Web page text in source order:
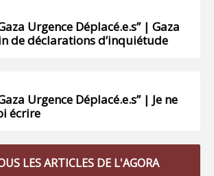
Urgence Déplacé.e.s” | Gaza
de déclarations d’inquiétude
Urgence Déplacé.e.s” | Je ne
écrire
LES ARTICLES DE L'AGORA